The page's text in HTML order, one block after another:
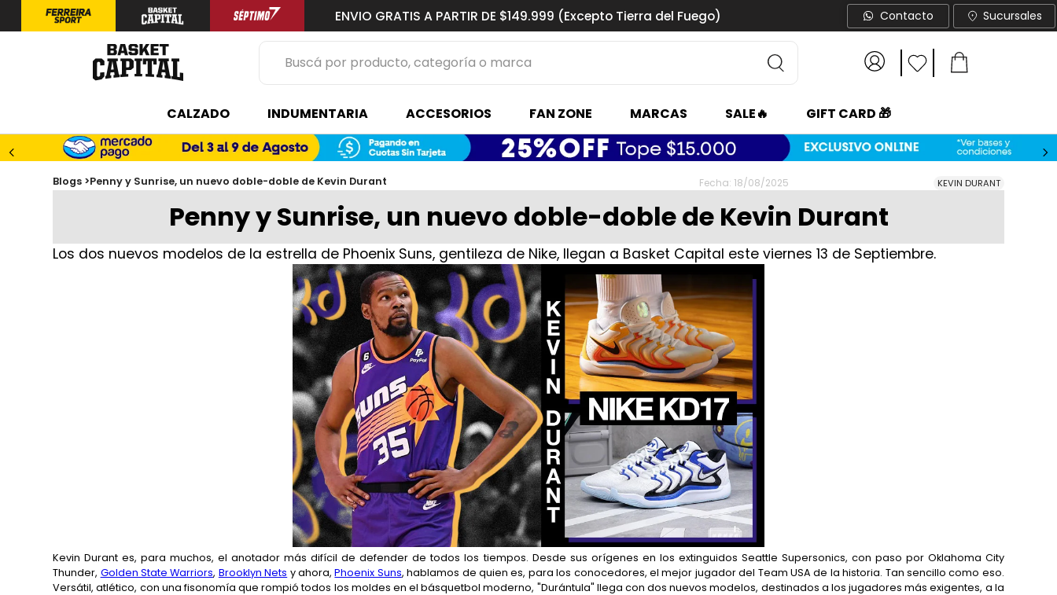
ENVIO GRATIS A PARTIR DE $149.999 (Excepto Tierra del Fuego) Contacto Sucursales
Buscá por producto, categoría o marca
CALZADO INDUMENTARIA ACCESORIOS FAN ZONE MARCAS SALE🔥 GIFT CARD 🎁
Blogs >Penny y Sunrise, un nuevo doble-doble de Kevin Durant Fecha: 18/08/2025 KEVIN DURANT
Penny y Sunrise, un nuevo doble-doble de Kevin Durant
Los dos nuevos modelos de la estrella de Phoenix Suns, gentileza de Nike, llegan a Basket Capital este viernes 13 de Septiembre.
Kevin Durant es, para muchos, el anotador más difícil de defender de todos los tiempos. Desde sus orígenes en los extinguidos Seattle Supersonics, con paso por Oklahoma City
Thunder, Golden State Warriors, Brooklyn Nets y ahora,Phoenix Suns, hablamos de quien es, para los conocedores, el mejor jugador del Team USA de la historia. Tan sencillo como eso.
Versátil, atlético, con una fisonomía que rompió todos los moldes en el básquetbol moderno, "Durántula" llega con dos nuevos modelos, destinados a los jugadores más exigentes, a la
2.
niño
3.
zapatillas
4
medias